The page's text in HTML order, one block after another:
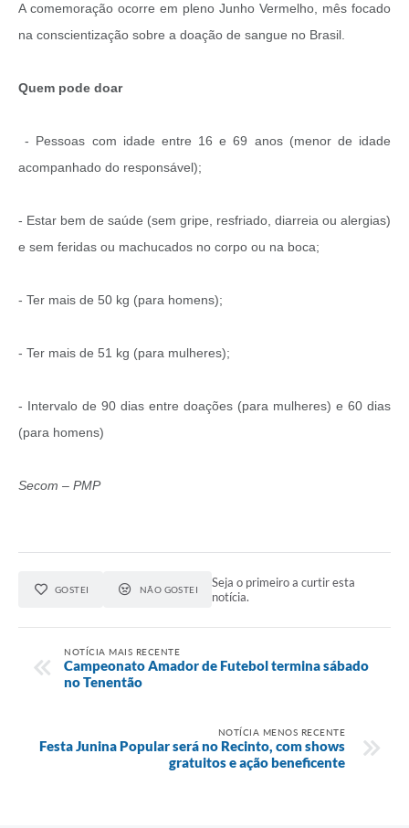
A comemoração ocorre em pleno Junho Vermelho, mês focado
na conscientização sobre a doação de sangue no Brasil.
Quem pode doar
- Pessoas com idade entre 16 e 69 anos (menor de idade
acompanhado do responsável);
- Estar bem de saúde (sem gripe, resfriado, diarreia ou alergias)
e sem feridas ou machucados no corpo ou na boca;
- Ter mais de 50 kg (para homens);
- Ter mais de 51 kg (para mulheres);
- Intervalo de 90 dias entre doações (para mulheres) e 60 dias
(para homens)
Secom – PMP
GOSTEI NÃO GOSTEI
Seja o primeiro a curtir esta
notícia.
NOTÍCIA MAIS RECENTE
Campeonato Amador de Futebol termina sábado
no Tenentão
NOTÍCIA MENOS RECENTE
Festa Junina Popular será no Recinto, com shows
gratuitos e ação beneficente